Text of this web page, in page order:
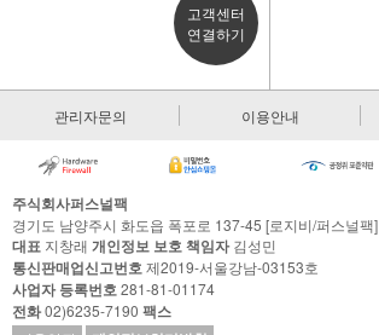
고객센터
연결하기
관리자문의 이용안내
주식회사퍼스널팩
경기도 남양주시 화도읍 폭포로 137-45 [로지비/퍼스널팩]
대표 지창래 개인정보 보호 책임자김성민
통신판매업신고번호제2019-서울강남-03153호
사업자 등록번호281-81-01174
전화02)6235-7190 팩스